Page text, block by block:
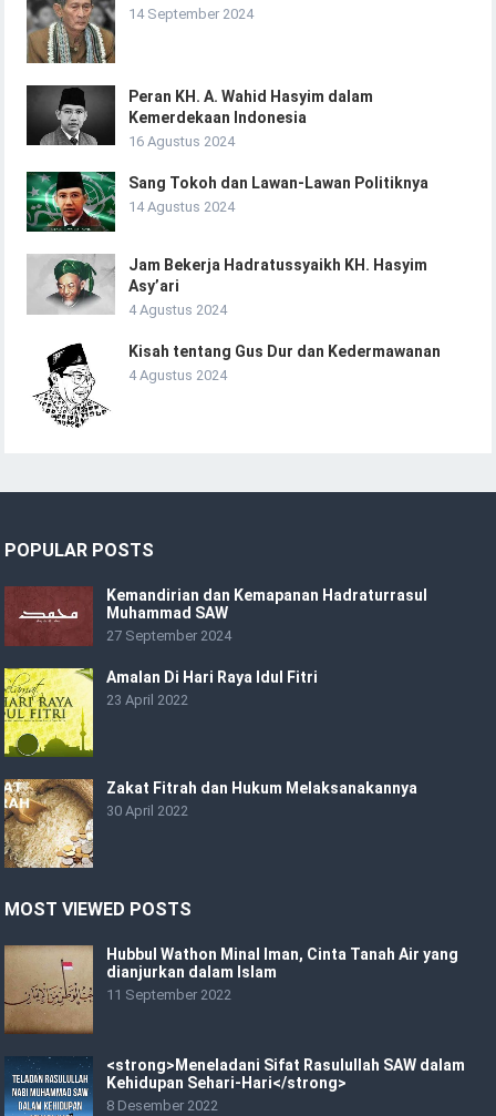
14 September 2024
Peran KH. A. Wahid Hasyim dalam
Kemerdekaan Indonesia
16 Agustus 2024
Sang Tokoh dan Lawan-Lawan Politiknya
14 Agustus 2024
Jam Bekerja Hadratussyaikh KH. Hasyim
Asy’ari
4 Agustus 2024
Kisah tentang Gus Dur dan Kedermawanan
4 Agustus 2024
POPULAR POSTS
Kemandirian dan Kemapanan Hadraturrasul
Muhammad SAW
27 September 2024
Amalan Di Hari Raya Idul Fitri
23 April 2022
Zakat Fitrah dan Hukum Melaksanakannya
30 April 2022
MOST VIEWED POSTS
Hubbul Wathon Minal Iman, Cinta Tanah Air yang
dianjurkan dalam Islam
11 September 2022
<strong>Meneladani Sifat Rasulullah SAW dalam
Kehidupan Sehari-Hari</strong>
8 Desember 2022